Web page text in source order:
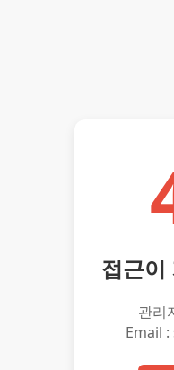
접근이
관리
Email